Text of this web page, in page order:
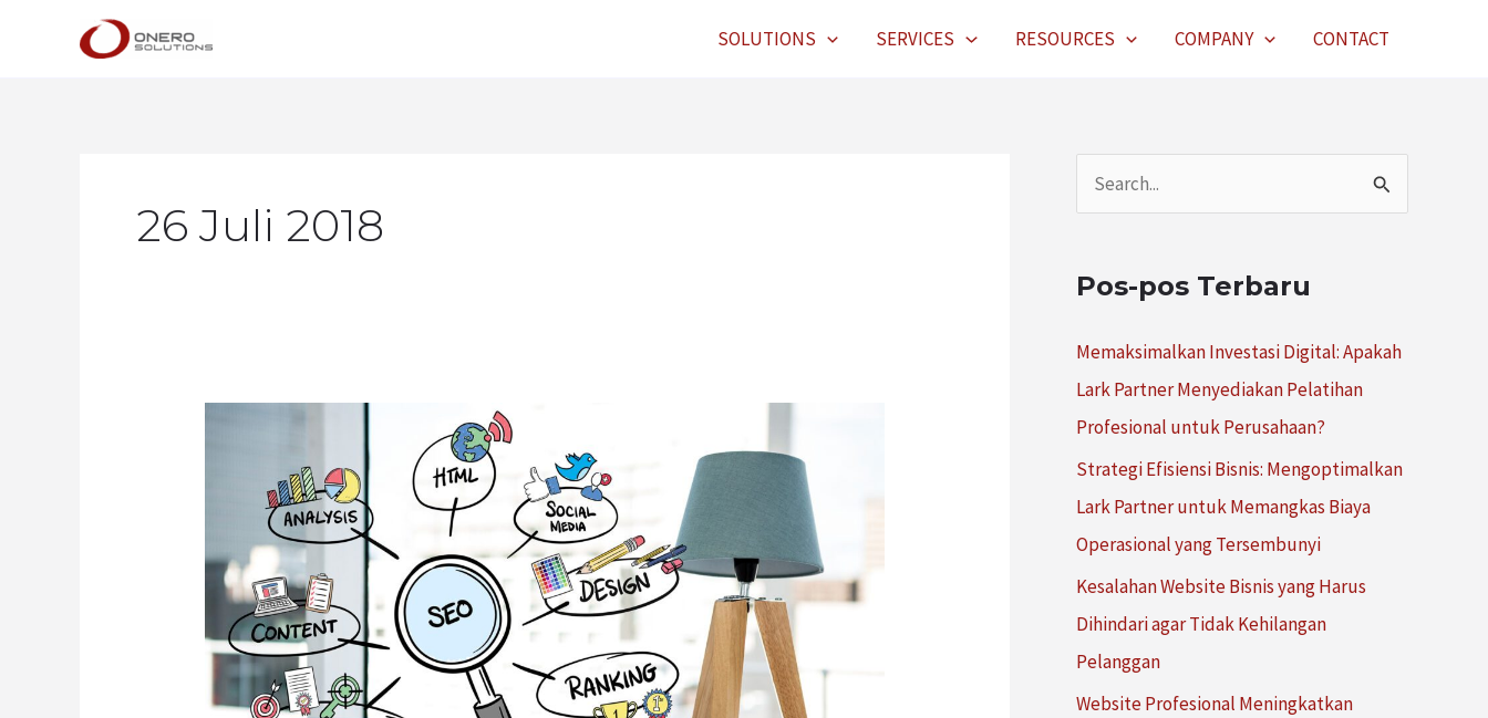
SOLUTIONS SERVICES RESOURCES COMPANY CONTACT
26 Juli 2018
Jakarta
i
u
n
t
Pos-pos Terbaru
Memaksimalkan Investasi Digital: Apakah
Lark Partner Menyediakan Pelatihan
Profesional untuk Perusahaan?
Strategi Efisiensi Bisnis: Mengoptimalkan
Lark Partner untuk Memangkas Biaya
Operasional yang Tersembunyi
Kesalahan Website Bisnis yang Harus
Dihindari agar Tidak Kehilangan
Pelanggan
Website Profesional Meningkatkan